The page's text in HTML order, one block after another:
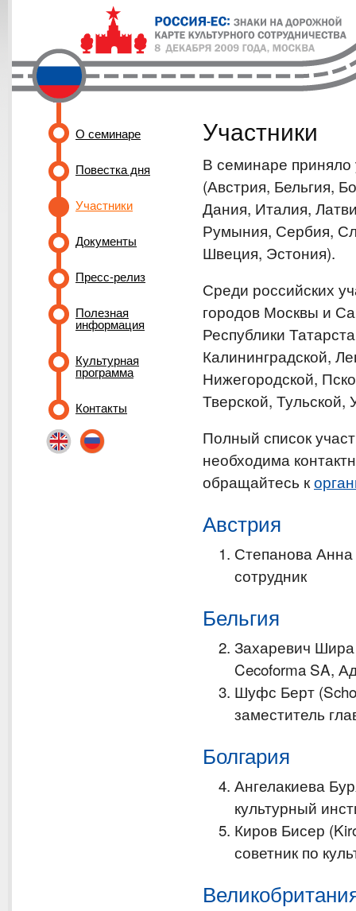
О семинаре
Повестка дня
Участники
Документы
Пресс-релиз
Полезная
информация
Культурная
программа
Контакты
Участники
В семинаре приняло
(Австрия, Бельгия,
Дания, Италия,
Румыния, Сербия,
Швеция, Эстония).
Среди российских
городов Москвы и
Республики
Калининградской,
Нижегородской,
Тверской, Тульской,
Полный список
необходима
обращайтесь к
Австрия
Степанова
сотрудник
Бельгия
Захаревич Шира
Cecoforma SA,
Шуфс Берт
заместитель
Болгария
Ангелакиева
культурный
Киров Бисер
советник по